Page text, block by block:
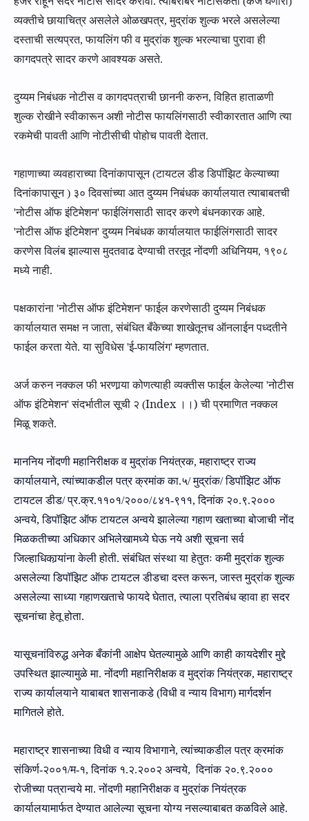
व्यक्तीचे छायाचित्र असलेले ओळखपत्र,मुद्रांक शुल्क भरले असलेल्‍या
दस्ताची सत्यप्रत, फायलिंग फी व मुद्रांक शुल्क भरल्याचा पुरावा ही
कागदपत्रेसादर करणे आवश्यकअसते.
दुय्यम निबंधक नोटीस व कागदपत्राची छाननी करुन, विहितहाताळणी
शुल्क रोखीनेस्‍वीकारून अशीनोटीस फायलिंगसाठीस्‍वीकारतातआणि त्या
रकमेची पावती आणि नोटीसीची पोहोच पावतीदेतात.
गहाणाच्या व्यवहाराच्या दिनांकापासून (टायटल डीड डिपॉझिट केल्याच्या
दिनांकापासून ) ३० दिवसांच्या आत दुय्यम निबंधक कार्यालयात त्याबाबतची
'नोटीस ऑफ इंटिमेशन'फाईलिंगसाठी सादर करणे बंधनकारक आहे.
'नोटीस ऑफ इंटिमेशन'दुय्यम निबंधक कार्यालयात फाईलिंगसाठी सादर
करणेस विलंब झाल्यास मुदतवाढ देण्याची तरतूद नोंदणी अधिनियम, १९०८
मध्ये नाही.
पक्षकारांना 'नोटीस ऑफ इंटिमेशन'फाईल करणेसाठी दुय्यम निबंधक
कार्यालयात समक्ष न जाता,संबंधित बँकेच्या शाखेतूनच ऑनलाईन पध्दतीने
फाईल करता येते. या सुविधेस 'ई-फायलिंग'म्हणतात.
अर्ज करुन नक्कल फी भरणार्‍याकोणत्याही व्यक्तीस फाईल केलेल्या 'नोटीस
ऑफ इंटिमेशन'संदर्भातील सूची २ (Index ।। ) ची प्रमाणित नक्कल
मिळू शकते.
माननिय नोंदणी महानिरीक्षक व मुद्रांक नियंत्रक, महाराष्ट्र राज्य
कार्यालयाने, त्यांच्याकडील पत्र क्रमांक का.५/ मुद्रांक/ डिपॉझिट ऑफ
टायटलडीड/ प्र.क्र.११०१/२०००/८४१-९११,दिनांक२०.९.२०००
अन्‍वये,डिपॉझिट ऑफ टायटल अन्वये झालेल्या गहाण खताच्या बोजाची नोंद
मिळकतीच्या अधिकार अभिलेखामध्ये घेऊ नये अशी सूचनासर्व
जिल्‍हाधिकार्‍यांना केली होती.संबंधित संस्था या हेतुतः कमी मुद्रांक शुल्क
असलेल्या डिपॉझिट ऑफ टायटलडीडचा दस्‍त करून,जास्तमुद्रांक शुल्‍क
असलेल्‍यासाध्या गहाणखताचेफायदे घेतात, त्‍यालाप्रतिबंध व्‍हावाहासदर
सूचनांचा हेतू होता.
यासूचनांविरुद्ध अनेक बँकांनी आक्षेप घेतल्यामुळे आणि काही कायदेशीर मुद्दे
उपस्थित झाल्यामुळे मा. नोंदणी महानिरीक्षक व मुद्रांक नियंत्रक, महाराष्ट्र
राज्य कार्यालयानेयाबाबतशासनाकडे (विधी व न्याय विभाग) मार्गदर्शन
मागितले होते.
महाराष्ट्र शासनाच्‍याविधी व न्याय विभागाने,त्यांच्याकडील पत्र क्रमांक
संकिर्ण-२००१/म-१,दिनांक१.२.२००२ अन्‍वये, दिनांक२०.९.२०००
रोजीच्‍या पत्रान्‍वयेमा. नोंदणी महानिरीक्षक व मुद्रांक नियंत्रक
कार्यालयामार्फत देण्‍यातआलेल्या सूचना योग्य नसल्याबाबत कळविले आहे.